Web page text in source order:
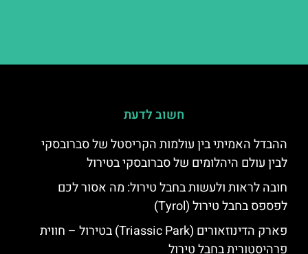
חשוב לדעת
ההבדל האמיתי בין עולמות הקריסטל של סברובסקי
לבין עולם היהלומים של סברובסקי בטירול
חובה לראות ולעשות בחבל טירול: מה אסור לכם
לפספס בחבל טירול (Tyrol)
פארק הדינוזאורים (Triassic Park) בטירול – חווית
פרהיסטורית בחבל טירול